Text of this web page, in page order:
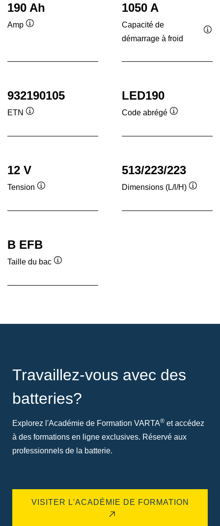
190 Ah
Amp
1050 A
Capacité de
démarrage à froid
932190105
ETN
LED190
Code abrégé
12 V
Tension
513/223/223
Dimensions (L/l/H)
B EFB
Taille du bac
Travaillez-vous avec des
batteries?
Explorez l'Académie de Formation VARTA® et accédez
à des formations en ligne exclusives. Réservé aux
professionnels de la batterie.
VISITER L'ACADÉMIE DE FORMATION